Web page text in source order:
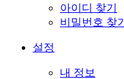
아이디 찾기
비밀번호 찾기
설정
내 정보